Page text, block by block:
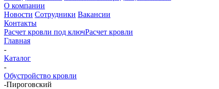
О компании
Новости Сотрудники Вакансии
Контакты
Расчет кровли под ключРасчет кровли
Главная
-
Каталог
-
Обустройство кровли
-Пироговский